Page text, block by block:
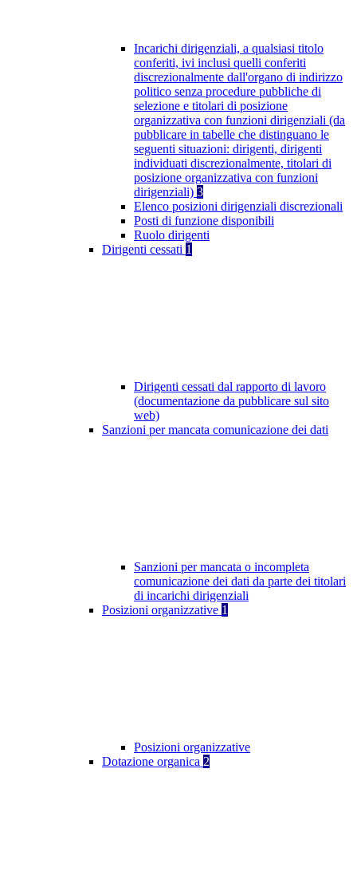
Incarichi dirigenziali, a qualsiasi titolo
conferiti, ivi inclusi quelli conferiti
discrezionalmente dall'organo di indirizzo
politico senza procedure pubbliche di
selezione e titolari di posizione
organizzativa con funzioni dirigenziali (da
pubblicare in tabelle che distinguano le
seguenti situazioni: dirigenti, dirigenti
individuati discrezionalmente, titolari di
posizione organizzativa con funzioni
dirigenziali) 3
Elenco posizioni dirigenziali discrezionali
Posti di funzione disponibili
Ruolo dirigenti
Dirigenti cessati 1
Dirigenti cessati dal rapporto di lavoro
(documentazione da pubblicare sul sito
web)
Sanzioni per mancata comunicazione dei dati
Sanzioni per mancata o incompleta
comunicazione dei dati da parte dei titolari
di incarichi dirigenziali
Posizioni organizzative 1
Posizioni organizzative
Dotazione organica 2